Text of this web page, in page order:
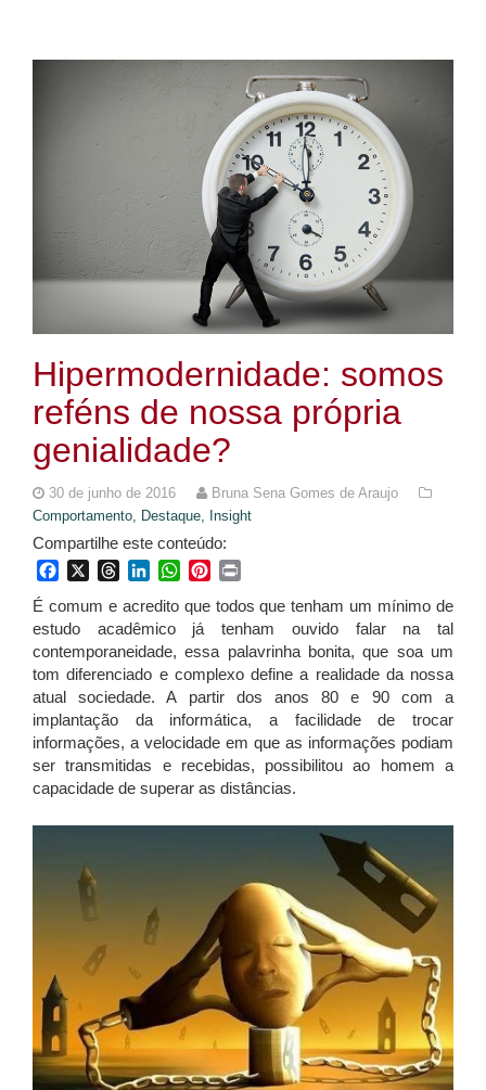
Hipermodernidade: somos
reféns de nossa própria
genialidade?
30 de junho de 2016
Bruna Sena Gomes de Araujo
Comportamento, Destaque, Insight
Compartilhe este conteúdo:
FacebookThreadsLinkedInWhatsApp
Pinterest
É comum e acredito que todos que tenham um mínimo de
estudo acadêmico já tenham ouvido falar na tal
contemporaneidade, essa palavrinha bonita, que soa um
tom diferenciado e complexo define a realidade da nossa
atual sociedade. A partir dos anos 80 e 90 com a
implantação da informática, a facilidade de trocar
informações, a velocidade em que as informações podiam
ser transmitidas e recebidas, possibilitou ao homem a
capacidade de superar as distâncias.